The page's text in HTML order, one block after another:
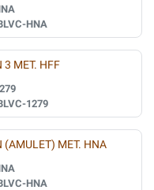
HNA
3 MET. HFF
1279
(AMULET) MET. HNA
HNA